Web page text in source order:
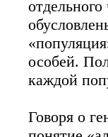
особей.
каждой
Говоря о